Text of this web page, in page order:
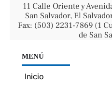
11 Calle Oriente y
San Salvador, El
Fax: (503) 2231-7869 (1
de San
MENÚ
Inicio